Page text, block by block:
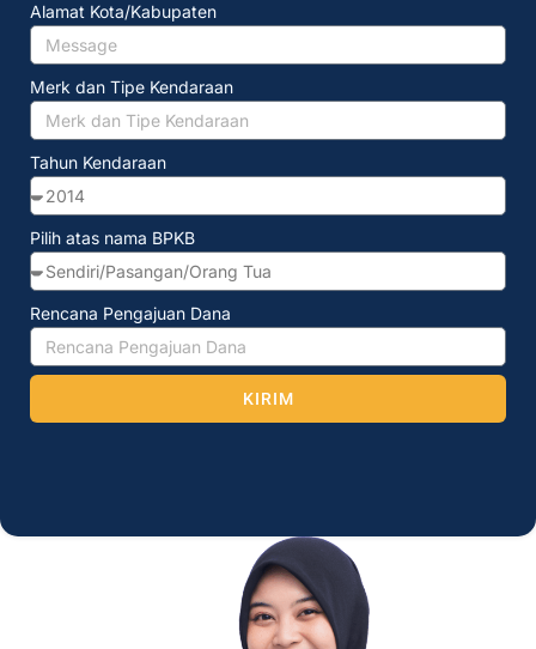
Alamat Kota/Kabupaten
Merk dan Tipe Kendaraan
Tahun Kendaraan
Pilih atas nama BPKB
Rencana Pengajuan Dana
KIRIM